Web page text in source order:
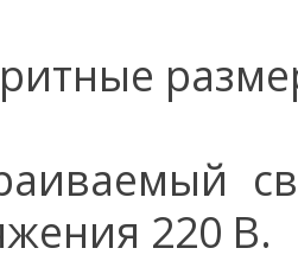
220 В.